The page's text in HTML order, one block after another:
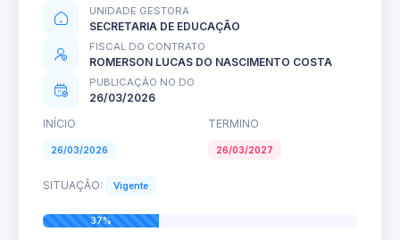
UNIDADE GESTORA
SECRETARIA DE EDUCAÇÃO
FISCAL DO CONTRATO
ROMERSON LUCAS DO NASCIMENTO COSTA
PUBLICAÇÃO NO DO
26/03/2026
INÍCIO
TERMINO
26/03/2026 26/03/2027
SITUAÇÃO: Vigente
37%